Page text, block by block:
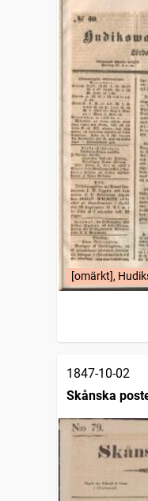
[omärkt],
1847-10-02
Skånska